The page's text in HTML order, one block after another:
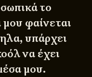
το
φαίνεται
υπάρχει
να έχει
μου.